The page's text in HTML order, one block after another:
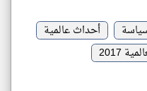
أحداث عالمية
2017